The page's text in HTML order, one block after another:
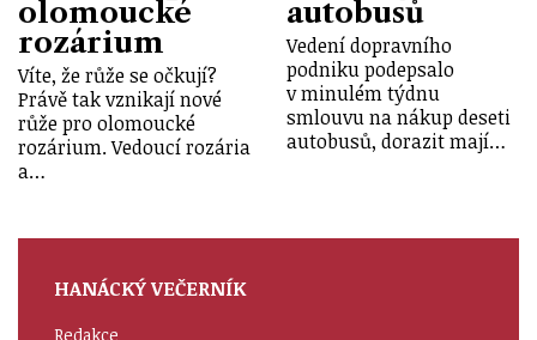
olomoucké
rozárium
Víte, že růže se očkují?
Právě tak vznikají nové
růže pro olomoucké
rozárium. Vedoucí rozária
a…
autobusů
Vedení dopravního
podniku podepsalo
v minulém týdnu
smlouvu na nákup deseti
autobusů, dorazit mají…
HANÁCKÝ VEČERNÍK
Redakce